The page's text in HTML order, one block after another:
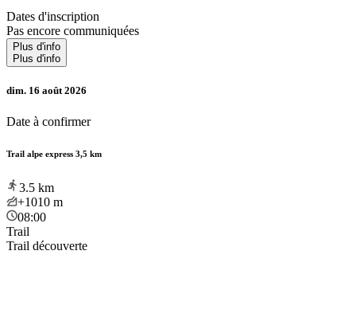
Dates d'inscription
Pas encore communiquées
Plus d'info
Plus d'info
dim. 16 août 2026
Date à confirmer
Trail alpe express 3,5 km
3.5 km
+1010 m
08:00
Trail
Trail découverte